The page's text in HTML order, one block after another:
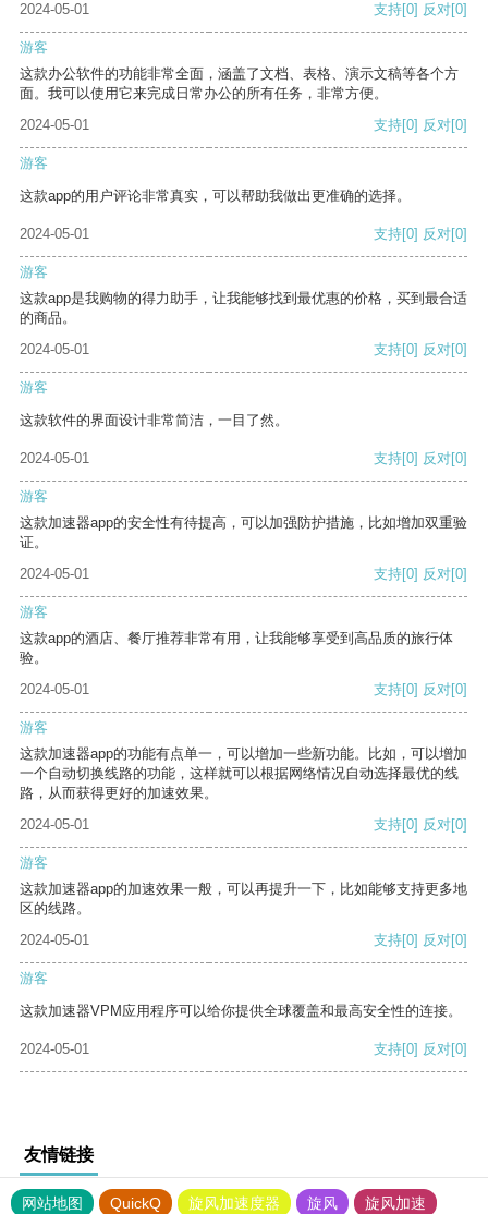
2024-05-01
支持[0] 反对[0]
游客
这款办公软件的功能非常全面，涵盖了文档、表格、演示文稿等各个方
面。我可以使用它来完成日常办公的所有任务，非常方便。
2024-05-01
支持[0] 反对[0]
游客
这款app的用户评论非常真实，可以帮助我做出更准确的选择。
2024-05-01 支持[0] 反对[0]
游客
这款app是我购物的得力助手，让我能够找到最优惠的价格，买到最合适
的商品。
2024-05-01
支持[0] 反对[0]
游客
这款软件的界面设计非常简洁，一目了然。
2024-05-01 支持[0] 反对[0]
游客
这款加速器app的安全性有待提高，可以加强防护措施，比如增加双重验
证。
2024-05-01
支持[0] 反对[0]
游客
这款app的酒店、餐厅推荐非常有用，让我能够享受到高品质的旅行体
验。
2024-05-01
支持[0] 反对[0]
游客
这款加速器app的功能有点单一，可以增加一些新功能。比如，可以增加
一个自动切换线路的功能，这样就可以根据网络情况自动选择最优的线
路，从而获得更好的加速效果。
2024-05-01
支持[0] 反对[0]
游客
这款加速器app的加速效果一般，可以再提升一下，比如能够支持更多地
区的线路。
2024-05-01
支持[0] 反对[0]
游客
这款加速器VPM应用程序可以给你提供全球覆盖和最高安全性的连接。
2024-05-01 支持[0] 反对[0]
友情链接
网站地图 QuickQ 旋风加速度器 旋风 旋风加速